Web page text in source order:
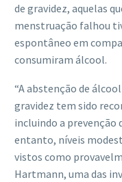
de gravidez, aquelas
menstruação falhou
espontâneo em
consumiram álcool.
“A abstenção de
gravidez tem sido
incluindo a prevenção
entanto, níveis
vistos como
Hartmann, uma das